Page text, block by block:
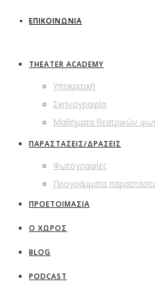
ΕΠΙΚΟΙΝΩΝΙΑ
THEATER ACADEMY
Υποκριτική
Σκηνογραφία
Μαθήματα θεατρικών
ΠΑΡΑΣΤΑΣΕΙΣ/ΔΡΑΣΕΙΣ
Φωτογραφίες
Προγράμματα
ΠΡΟΕΤΟΙΜΑΣΙΑ
Ο ΧΩΡΟΣ
BLOG
PODCAST